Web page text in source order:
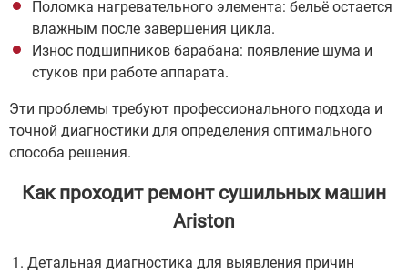
Поломка нагревательного элемента: бельё остается
влажным после завершения цикла.
Износ подшипников барабана: появление шума и
стуков при работе аппарата.
Эти проблемы требуют профессионального подхода и
точной диагностики для определения оптимального
способа решения.
Как проходит ремонт сушильных машин
Ariston
Детальная диагностика для выявления причин